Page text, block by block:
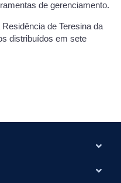
de gerenciamento.
de Teresina da
distribuídos em sete